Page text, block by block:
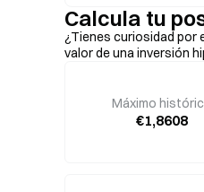
Calcula tu
¿Tienes curiosidad por
valor de una inversión
Máximo
€1,8608